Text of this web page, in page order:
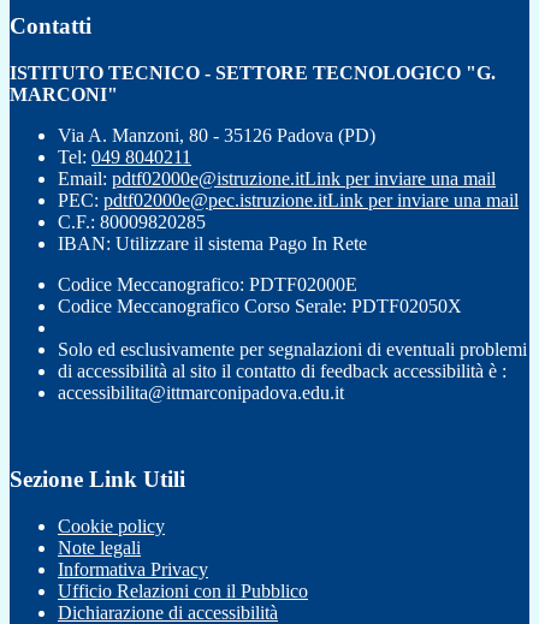
Contatti
ISTITUTO TECNICO - SETTORE TECNOLOGICO "G.
MARCONI"
Via A. Manzoni, 80 - 35126 Padova (PD)
Tel: 049 8040211
Email: pdtf02000e@istruzione.itLink per inviare una mail
PEC: pdtf02000e@pec.istruzione.itLink per inviare una mail
C.F.: 80009820285
IBAN: Utilizzare il sistema Pago In Rete
Codice Meccanografico: PDTF02000E
Codice Meccanografico Corso Serale: PDTF02050X
Solo ed esclusivamente per segnalazioni di eventuali problemi
di accessibilità al sito il contatto di feedback accessibilità è :
accessibilita@ittmarconipadova.edu.it
Sezione Link Utili
Cookie policy
Note legali
Informativa Privacy
Ufficio Relazioni con il Pubblico
Dichiarazione di accessibilità